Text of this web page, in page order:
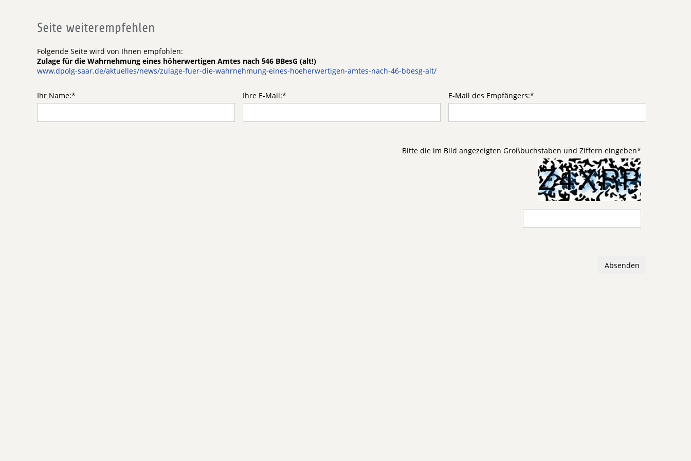
Seite weiterempfehlen
Folgende Seite wird von Ihnen empfohlen:
Zulage für die Wahrnehmung eines höherwertigen Amtes nach §46 BBesG (alt!)
www.dpolg-saar.de/aktuelles/news/zulage-fuer-die-wahrnehmung-eines-hoeherwertigen-amtes-nach-46-bbesg-alt/
Ihr Name:* Ihre E-Mail:* E-Mail des Empfängers:*
Bitte die im Bild angezeigten Großbuchstaben und Ziffern eingeben*
Absenden